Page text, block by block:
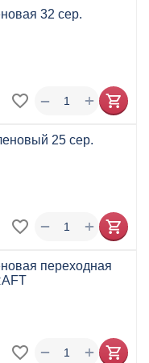
32 сер.
+
−
25 сер.
+
−
переходная
+
−